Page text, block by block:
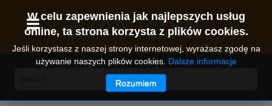
I24N.com
W celu zapewnienia jak najlepszych usług
online, ta strona korzysta z plików cookies.
Jeśli korzystasz z naszej strony internetowej, wyrażasz zgodę na
używanie naszych plików cookies. Dalsze informacje
Rozumiem